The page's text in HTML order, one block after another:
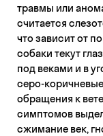
травмы или
считается
что зависит от
собаки текут
под веками и в
серо-
обращения к
симптомов
сжимание век,